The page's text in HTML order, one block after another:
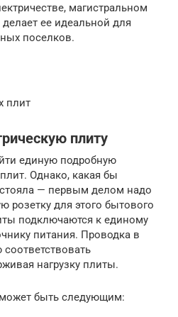
магистральном
ее идеальной для
поселков.
плит
плиту
единую подробную
Однако, какая бы
стояла — первым делом надо
розетку для этого бытового
подключаются к единому
питания. Проводка в
нагрузку плиты.
быть следующим: